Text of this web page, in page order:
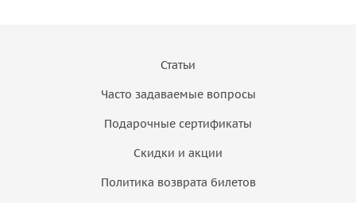
Статьи
Часто задаваемые вопросы
Подарочные сертификаты
Скидки и акции
Политика возврата билетов